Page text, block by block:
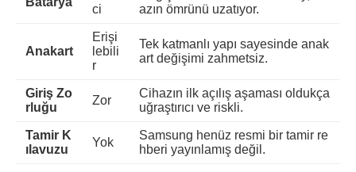
ci
azın ömrünü uzatıyor.
Anakart
Erişi
lebili
r
Tek katmanlı yapı sayesinde anak
art değişimi zahmetsiz.
Giriş Zo
rluğu
Zor
Cihazın ilk açılış aşaması oldukça
uğraştırıcı ve riskli.
Tamir K
ılavuzu
Yok
Samsung henüz resmi bir tamir re
hberi yayınlamış değil.